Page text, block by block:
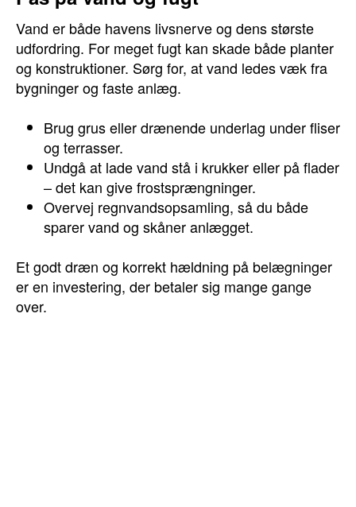
Vand er både havens livsnerve og dens største
udfordring. For meget fugt kan skade både planter
og konstruktioner. Sørg for, at vand ledes væk fra
bygninger og faste anlæg.
Brug grus eller drænende underlag under fliser
og terrasser.
Undgå at lade vand stå i krukker eller på flader
– det kan give frostsprængninger.
Overvej regnvandsopsamling, så du både
sparer vand og skåner anlægget.
Et godt dræn og korrekt hældning på belægninger
er en investering, der betaler sig mange gange
over.